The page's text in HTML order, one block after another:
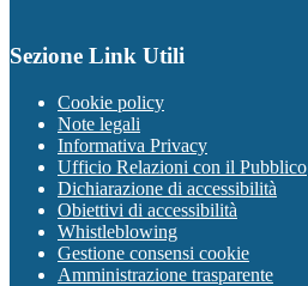
Sezione Link Utili
Cookie policy
Note legali
Informativa Privacy
Ufficio Relazioni con il Pubblico
Dichiarazione di accessibilità
Obiettivi di accessibilità
Whistleblowing
Gestione consensi cookie
Amministrazione trasparente